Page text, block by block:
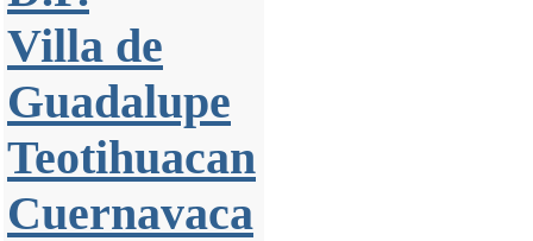
Villa de
Guadalupe
Teotihuacan
Cuernavaca